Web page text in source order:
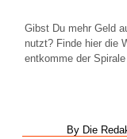
Gibst Du mehr Geld
nutzt? Finde hier die
entkomme der
By Die